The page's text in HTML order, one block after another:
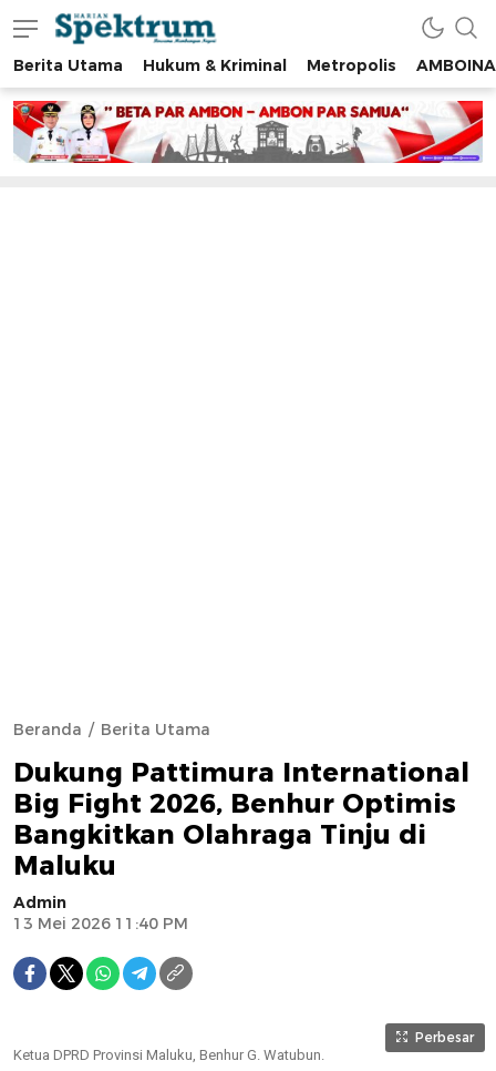
spektrumonline.com
Berita Utama Hukum & Kriminal Metropolis AMBOINA
Beranda Berita Utama
Dukung Pattimura International
Big Fight 2026, Benhur Optimis
Bangkitkan Olahraga Tinju di
Maluku
Admin
13 Mei 2026 11:40 PM
Perbesar
Ketua DPRD Provinsi Maluku, Benhur G. Watubun.